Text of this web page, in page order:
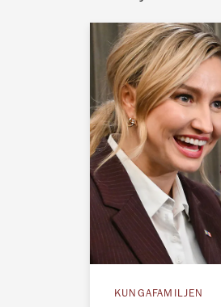
KUNGAFAMILJEN